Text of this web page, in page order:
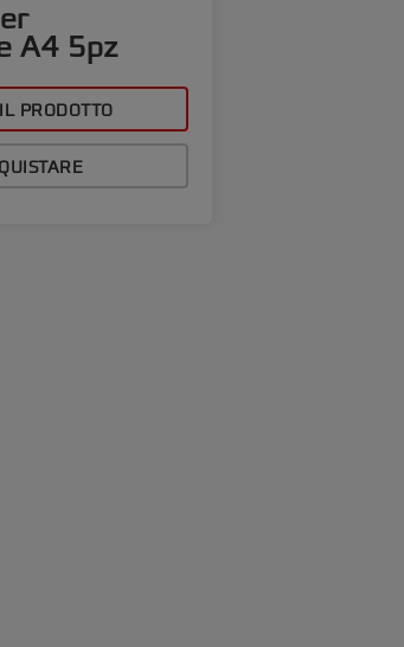
A4 5pz
PRODOTTO